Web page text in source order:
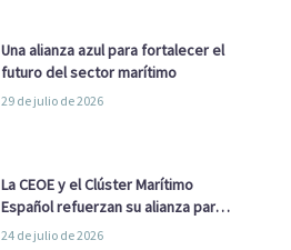
Una alianza azul para fortalecer el
futuro del sector marítimo
29 de julio de 2026
La CEOE y el Clúster Marítimo
Español refuerzan su alianza para
impulsar una estrategia Nacional
24 de julio de 2026